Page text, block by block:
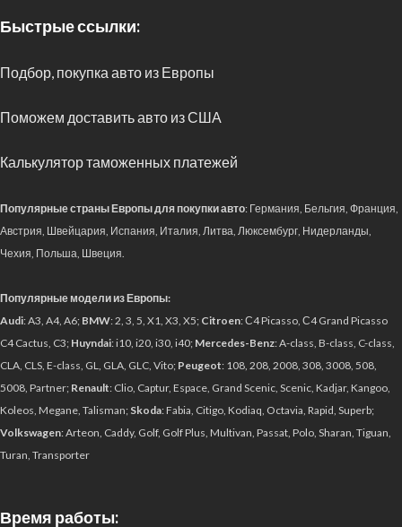
Быстрые ссылки:
Подбор, покупка авто из Европы
Поможем доставить авто из США
Калькулятор таможенных платежей
Популярные страны Европы для покупки авто: Германия, Бельгия, Франция,
Австрия, Швейцария, Испания, Италия, Литва, Люксембург, Нидерланды,
Чехия, Польша, Швеция.
Популярные модели из Европы:
Audi: A3, A4, A6; BMW: 2, 3, 5, X1, X3, X5; Citroen: С4 Picasso, С4 Grand Picasso
C4 Cactus, C3; Huyndai: i10, i20, i30, i40; Mercedes-Benz: A-class, B-class, C-class,
CLA, CLS, E-class, GL, GLA, GLC, Vito; Peugeot: 108, 208, 2008, 308, 3008, 508,
5008, Partner; Renault: Clio, Captur, Espace, Grand Scenic, Scenic, Kadjar, Kangoo,
Koleos, Megane, Talisman; Skoda: Fabia, Citigo, Kodiaq, Octavia, Rapid, Superb;
Volkswagen: Arteon, Caddy, Golf, Golf Plus, Multivan, Passat, Polo, Sharan, Tiguan,
Turan, Transporter
Время работы: